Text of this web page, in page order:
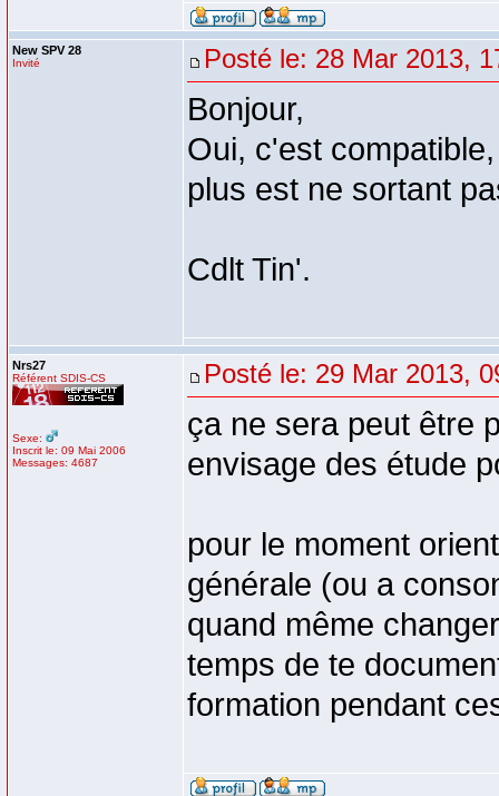
New SPV 28
Invité Posté le: 28 Mar 2013,
Bonjour,
Oui, c'est
plus est ne sortant
Cdlt Tin'.
Nrs27
Référent SDIS-CS
Sexe:
Inscrit le: 09 Mai 2006
Messages: 4687
Posté le: 29 Mar 2013,
ça ne sera peut être
envisage des étude
pour le moment
générale (ou a
quand même
temps de te
formation pendant